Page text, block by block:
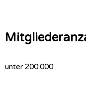
unter 200.000